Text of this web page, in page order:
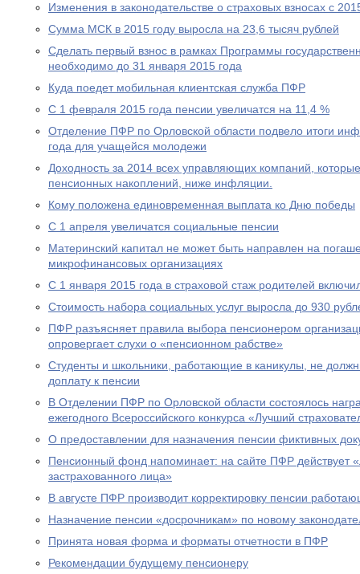
Изменения в законодательстве о страховых взносах с
Сумма МСК в 2015 году выросла на 23,6 тысяч рублей
Сделать первый взнос в рамках Программы
необходимо до 31 января 2015 года
Куда поедет мобильная клиентская служба ПФР
С 1 февраля 2015 года пенсии увеличатся на 11,4 %
Отделение ПФР по Орловской области подвело итоги
года для учащейся молодежи
Доходность за 2014 всех управляющих компаний,
пенсионных накоплений, ниже инфляции.
Кому положена единовременная выплата ко Дню победы
С 1 апреля увеличатся социальные пенсии
Материнский капитал не может быть направлен на
микрофинансовых организациях
С 1 января 2015 года в страховой стаж родителей
Стоимость набора социальных услуг выросла до 930
ПФР разъясняет правила выбора пенсионером
опровергает слухи о «пенсионном рабстве»
Студенты и школьники, работающие в каникулы, не
доплату к пенсии
В Отделении ПФР по Орловской области состоялось
ежегодного Всероссийского конкурса «Лучший
О предоставлении для назначения пенсии фиктивных
Пенсионный фонд напоминает: на сайте ПФР действует
застрахованного лица»
В августе ПФР производит корректировку пенсии
Назначение пенсии «досрочникам» по новому
Принята новая форма и форматы отчетности в ПФР
Рекомендации будущему пенсионеру